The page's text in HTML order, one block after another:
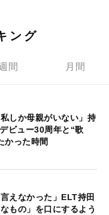
ング
間 月間
しか母親がいない」持
ビュー30周年と“歌
かった時間
えなかった」ELT持田
もの」を口にするよう